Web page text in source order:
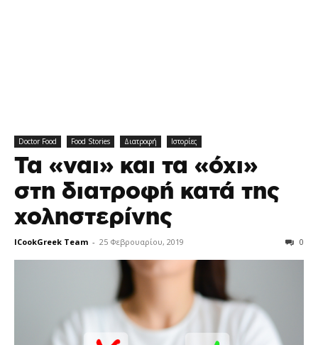
Doctor Food Food Stories Διατροφή Ιστορίες
Τα «ναι» και τα «όχι»
στη διατροφή κατά της
χοληστερίνης
ICookGreek Team - 25 Φεβρουαρίου, 2019 0